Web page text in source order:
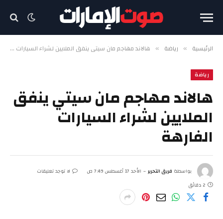
الرئيسية » رياضة » هالاند مهاجم مان سيتي ينفق الملايين لشراء السيارات الفارهة
رياضة
هالاند مهاجم مان سيتي ينفق
الملايين لشراء السيارات
الفارهة
بواسطة فريق التحرير الأحد 17 أغسطس 7:49 ص
لا توجد تعليقات
2 دقائق